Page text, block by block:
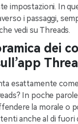
impostazioni. In
i passaggi,
vedi su Threads.
dei
esattamente
In poche
la morale o
anche al di fuori